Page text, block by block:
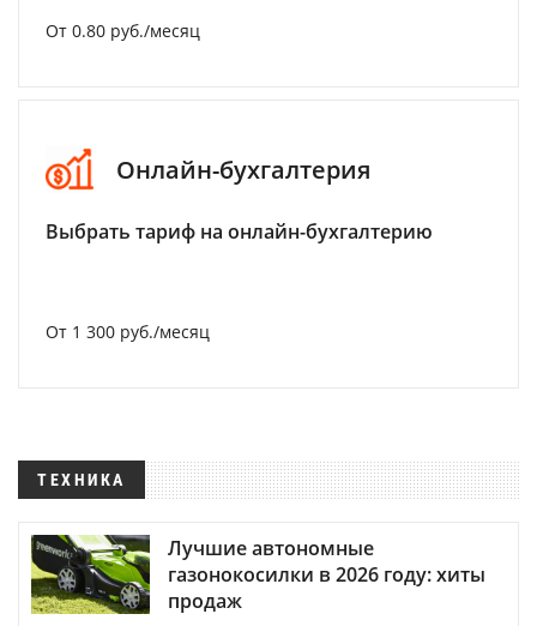
От 0.80 руб./месяц
Онлайн-бухгалтерия
Выбрать тариф на онлайн-бухгалтерию
От 1 300 руб./месяц
ТЕХНИКА
Лучшие автономные
газонокосилки в 2026 году: хиты
продаж